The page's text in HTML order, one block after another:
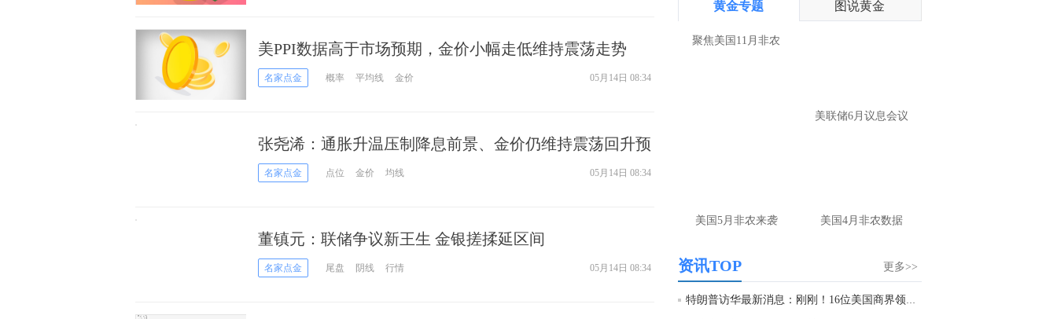
美PPI数据高于市场预期，金价小幅走低维持震荡走势
名家点金 概率 平均线 金价 05月14日 08:34
张尧浠：通胀升温压制降息前景、金价仍维持震荡回升预
期
名家点金 点位 金价 均线 05月14日 08:34
董镇元：联储争议新王生 金银搓揉延区间
名家点金 尾盘 阴线 行情 05月14日 08:34
让大家第一时间获取最新策略和实时指
匿名网友-中金在线手机网：
黄金多，看到什
徐文婷：
时指导， 关注老师财经号主页：
http://mp.cnfol.com/user/58676
黄金专题 图说黄金
聚焦美国11月非农
美联储6月议息会议
美国5月非农来袭 美国4月非农数据
更多>>
资讯TOP
特朗普访华最新消息：刚刚！16位美国商界领袖随...